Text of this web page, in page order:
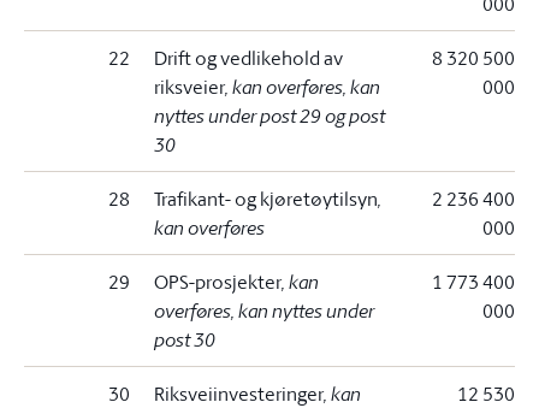
22
Drift og vedlikehold av
riksveier, kan overføres, kan
nyttes under post 29 og post
30
8 320 500
000
28 Trafikant- og kjøretøytilsyn,
kan overføres
2 236 400
000
29 OPS-prosjekter, kan
overføres, kan nyttes under
post 30
1 773 400
000
30 Riksveiinvesteringer, kan
12 530